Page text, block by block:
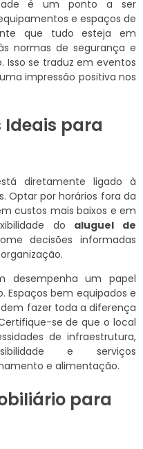
é um ponto a ser
e espaços de
que tudo esteja em
normas de segurança e
Isso se traduz em eventos
impressão positiva nos
Ideais para
diretamente ligado à
Optar por horários fora da
custos mais baixos e em
do aluguel de
decisões informadas
desempenha um papel
Espaços bem equipados e
fazer toda a diferença
se de que o local
de infraestrutura,
e serviços
e alimentação.
para